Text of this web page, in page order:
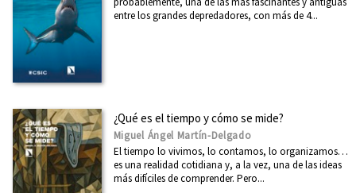
entre los grandes depredadores, con más de 4...
¿Qué es el tiempo y cómo se mide?
Miguel Ángel Martín-Delgado
El tiempo lo vivimos, lo contamos, lo organizamos…
es una realidad cotidiana y, a la vez, una de las ideas
más difíciles de comprender. Pero...